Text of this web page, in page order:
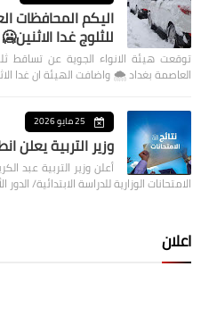
اليكم المحافظات
للثلوج غدا الاثنين🥶
توقعت هيئة الانواء الجوية عن
العاصمة بغداد ⁦🌨️⁩ واضافت الهيئة ان غدا الاثنين …
25 مايو 2026
وزير التربية يعلن
أعلن وزير التربية عبد
الامتحانات الوزارية للدراسة الابتدائية/ الدور
اعلان